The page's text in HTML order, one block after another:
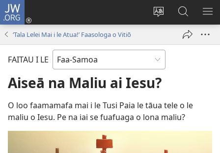
JW.ORG
Sui
gagana
o
le
upega
tafaʻilagi
Log
isi
Suʻe
le
‘Tala Lelei Mai i le Atua!’ Faasologa o Vitiō
FAITAU I LE
Aiseā na Maliu ai Iesu?
O loo faamamafa mai i le Tusi Paia le tāua tele o le
maliu o Iesu. Pe na iai se fuafuaga o lona maliu?